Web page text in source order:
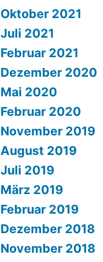
Oktober 2021
Juli 2021
Februar 2021
Dezember 2020
Mai 2020
Februar 2020
November 2019
August 2019
Juli 2019
März 2019
Februar 2019
Dezember 2018
November 2018